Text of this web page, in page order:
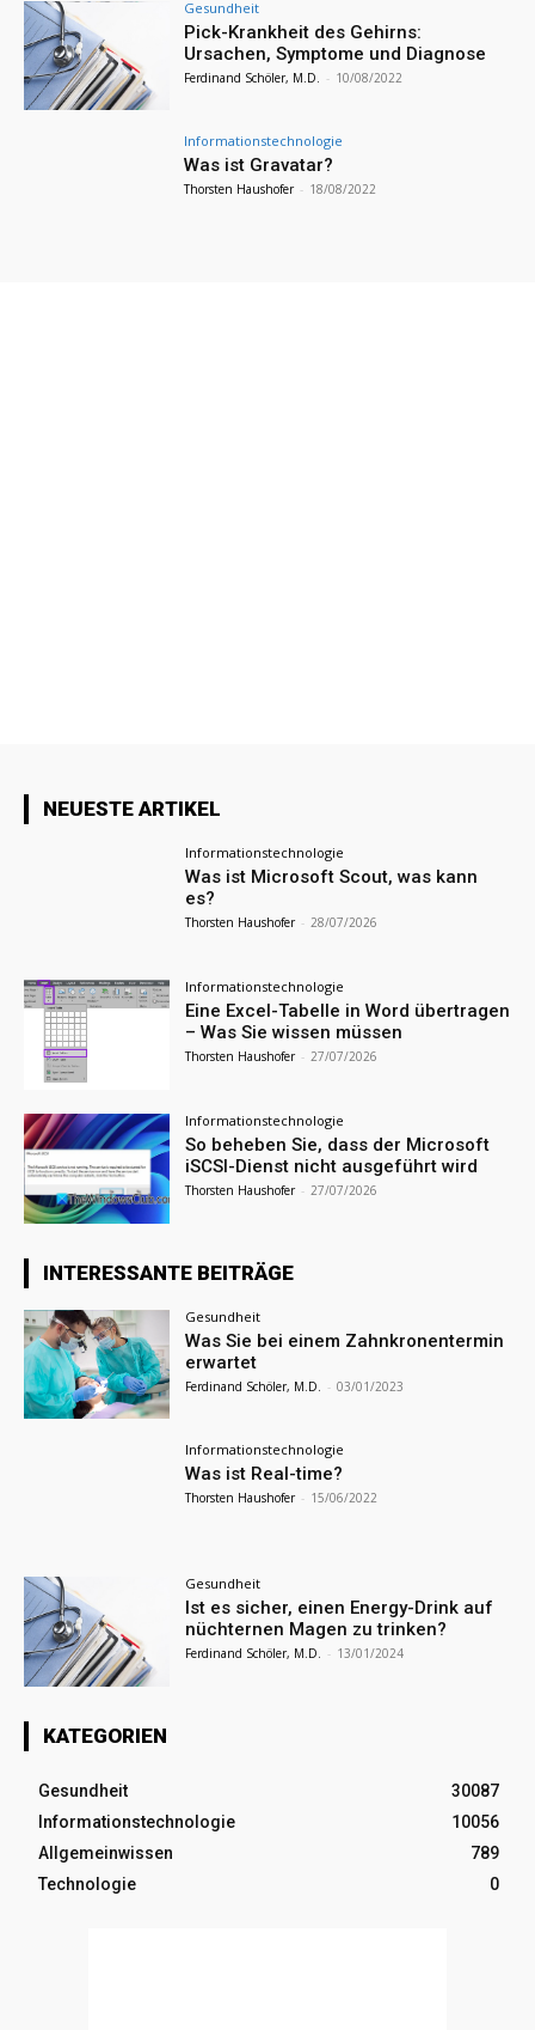
Gesundheit
Pick-Krankheit des Gehirns:
Ursachen, Symptome und Diagnose
Ferdinand Schöler, M.D. - 10/08/2022
Informationstechnologie
Was ist Gravatar?
Thorsten Haushofer - 18/08/2022
NEUESTE ARTIKEL
Informationstechnologie
Was ist Microsoft Scout, was kann
es?
Thorsten Haushofer - 28/07/2026
Informationstechnologie
Eine Excel-Tabelle in Word übertragen
– Was Sie wissen müssen
Thorsten Haushofer - 27/07/2026
Informationstechnologie
So beheben Sie, dass der Microsoft
iSCSI-Dienst nicht ausgeführt wird
Thorsten Haushofer - 27/07/2026
INTERESSANTE BEITRÄGE
Gesundheit
Was Sie bei einem Zahnkronentermin
erwartet
Ferdinand Schöler, M.D. - 03/01/2023
Informationstechnologie
Was ist Real-time?
Thorsten Haushofer - 15/06/2022
Gesundheit
Ist es sicher, einen Energy-Drink auf
nüchternen Magen zu trinken?
Ferdinand Schöler, M.D. - 13/01/2024
KATEGORIEN
Gesundheit
30087
Informationstechnologie
10056
Allgemeinwissen
789
Technologie
0